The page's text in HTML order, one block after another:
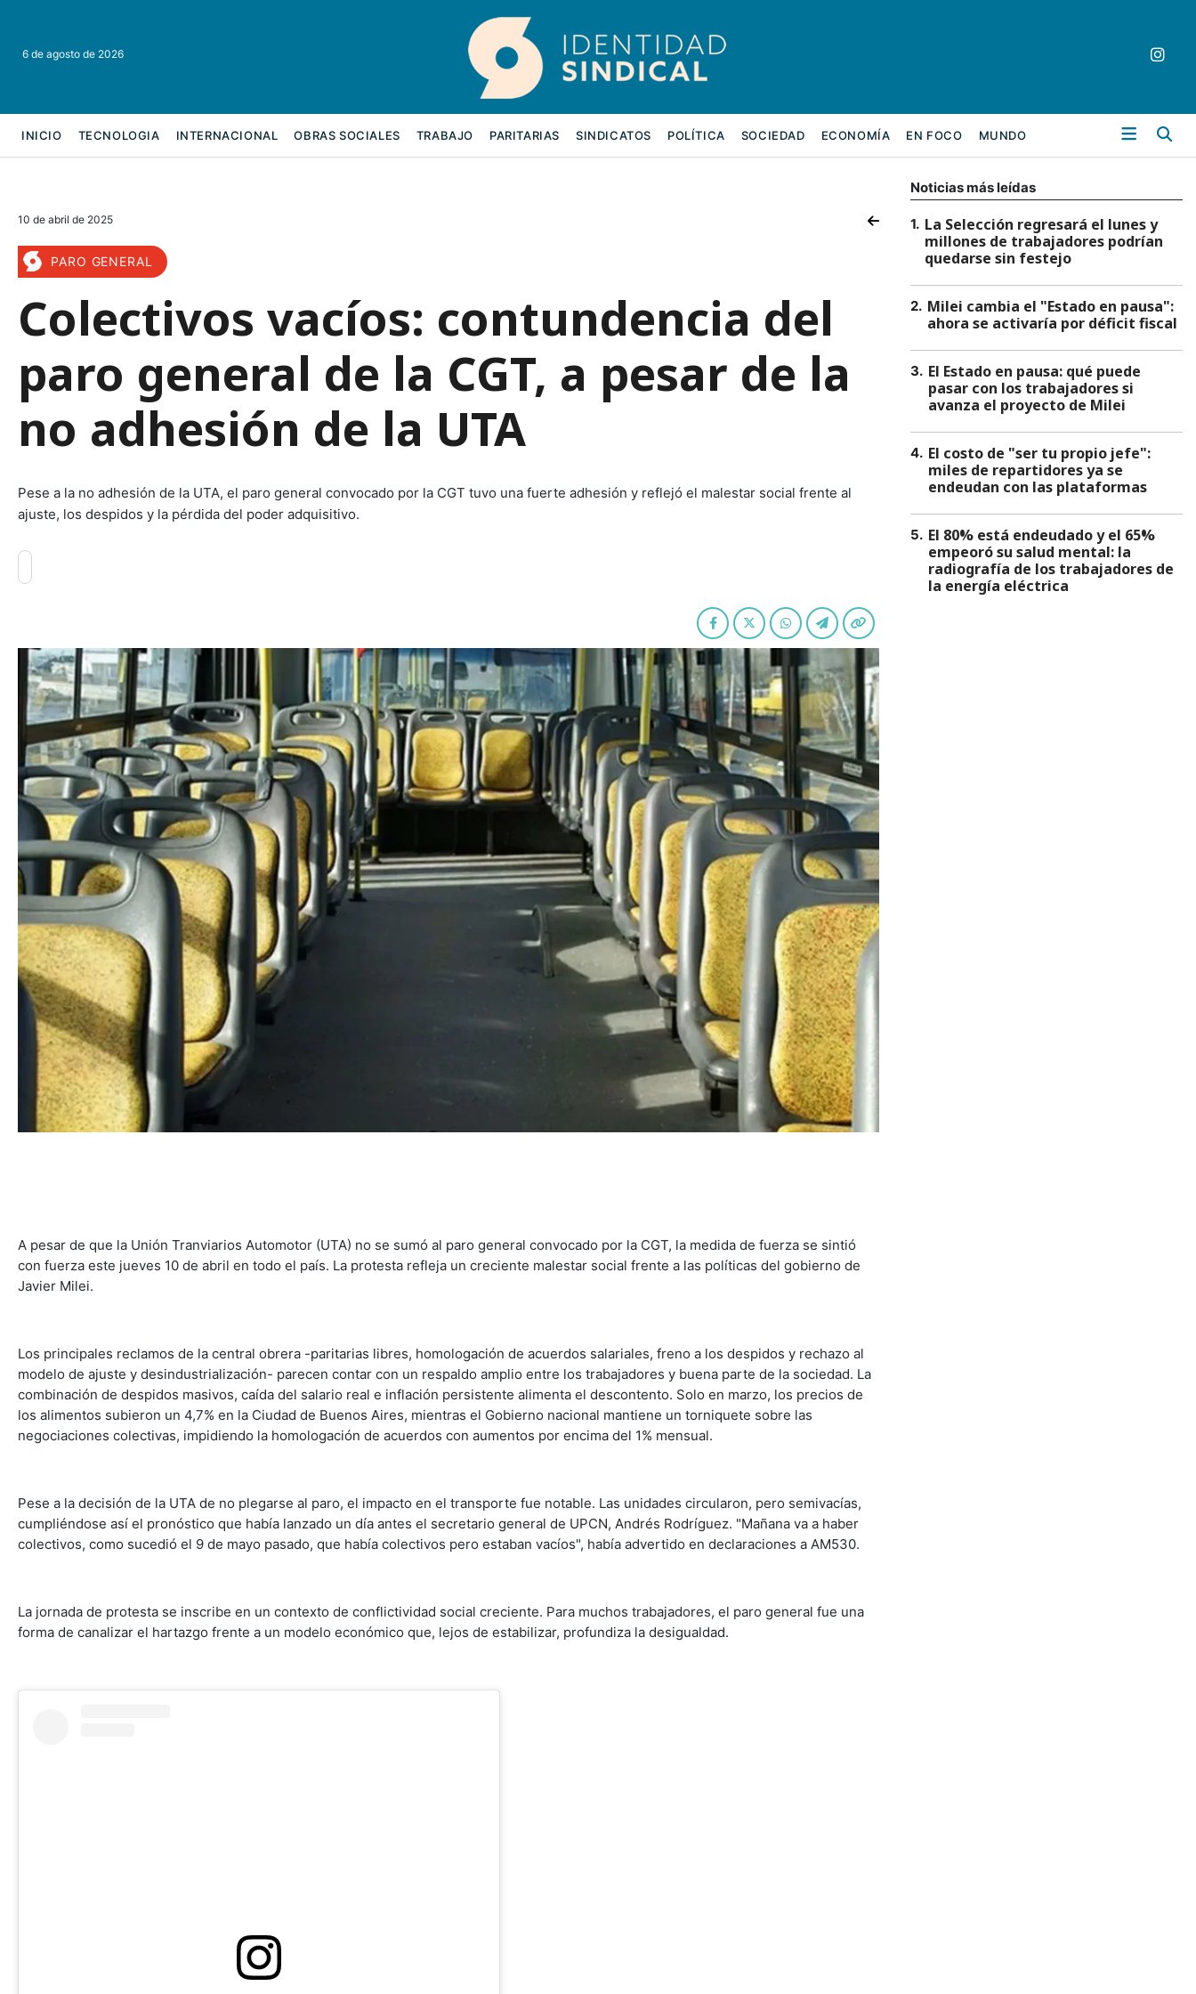
6 de agosto de 2026
INICIO TECNOLOGIA INTERNACIONAL OBRAS SOCIALES TRABAJO PARITARIAS SINDICATOS POLÍTICA SOCIEDAD ECONOMÍA EN FOCO MUNDO
10 de abril de 2025
PARO GENERAL
Colectivos vacíos: contundencia del
paro general de la CGT, a pesar de la
no adhesión de la UTA
Pese a la no adhesión de la UTA, el paro general convocado por la CGT tuvo una fuerte adhesión y reflejó el malestar social frente al
ajuste, los despidos y la pérdida del poder adquisitivo.
A pesar de que la Unión Tranviarios Automotor (UTA) no se sumó al paro general convocado por la CGT, la medida de fuerza se sintió
con fuerza este jueves 10 de abril en todo el país. La protesta refleja un creciente malestar social frente a las políticas del gobierno de
Javier Milei.
Los principales reclamos de la central obrera -paritarias libres, homologación de acuerdos salariales, freno a los despidos y rechazo al
modelo de ajuste y desindustrialización- parecen contar con un respaldo amplio entre los trabajadores y buena parte de la sociedad. La
combinación de despidos masivos, caída del salario real e inflación persistente alimenta el descontento. Solo en marzo, los precios de
los alimentos subieron un 4,7% en la Ciudad de Buenos Aires, mientras el Gobierno nacional mantiene un torniquete sobre las
negociaciones colectivas, impidiendo la homologación de acuerdos con aumentos por encima del 1% mensual.
Pese a la decisión de la UTA de no plegarse al paro, el impacto en el transporte fue notable. Las unidades circularon, pero semivacías,
cumpliéndose así el pronóstico que había lanzado un día antes el secretario general de UPCN, Andrés Rodríguez. "Mañana va a haber
colectivos, como sucedió el 9 de mayo pasado, que había colectivos pero estaban vacíos", había advertido en declaraciones a AM530.
La jornada de protesta se inscribe en un contexto de conflictividad social creciente. Para muchos trabajadores, el paro general fue una
forma de canalizar el hartazgo frente a un modelo económico que, lejos de estabilizar, profundiza la desigualdad.
Noticias más leídas
1. La Selección regresará el lunes y
millones de trabajadores podrían
quedarse sin festejo
2. Milei cambia el "Estado en pausa":
ahora se activaría por déficit fiscal
3. El Estado en pausa: qué puede
pasar con los trabajadores si
avanza el proyecto de Milei
4. El costo de "ser tu propio jefe":
miles de repartidores ya se
endeudan con las plataformas
5. El 80% está endeudado y el 65%
empeoró su salud mental: la
radiografía de los trabajadores de
la energía eléctrica